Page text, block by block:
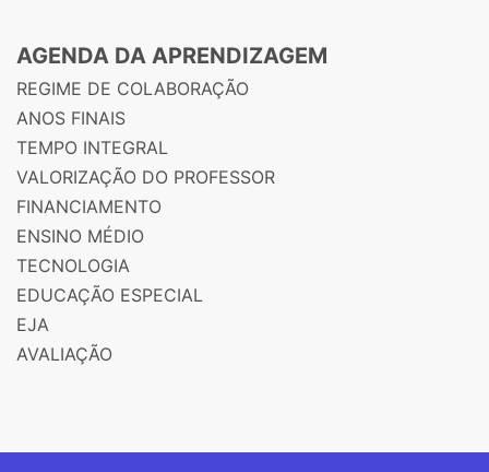
AGENDA DA APRENDIZAGEM
REGIME DE COLABORAÇÃO
ANOS FINAIS
TEMPO INTEGRAL
VALORIZAÇÃO DO PROFESSOR
FINANCIAMENTO
ENSINO MÉDIO
TECNOLOGIA
EDUCAÇÃO ESPECIAL
EJA
AVALIAÇÃO